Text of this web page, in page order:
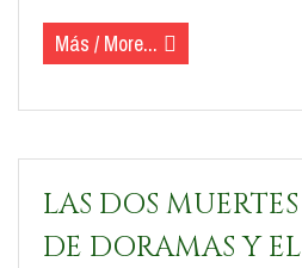
Más / More...
LAS DOS MUERTES
DE DORAMAS Y EL